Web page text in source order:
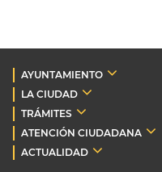
AYUNTAMIENTO
LA CIUDAD
TRÁMITES
ATENCIÓN CIUDADANA
ACTUALIDAD